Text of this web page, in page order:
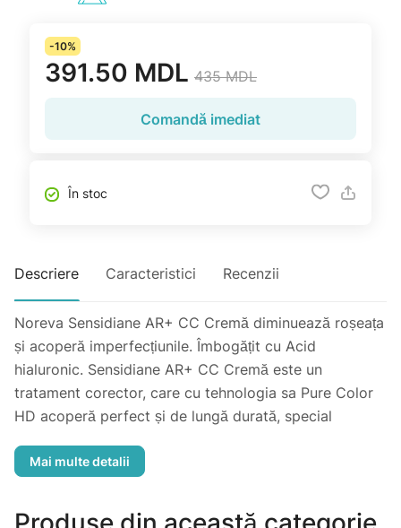
-10%
391.50 MDL 435 MDL
Comandă imediat
În stoc
Descriere Caracteristici Recenzii
Noreva Sensidiane AR+ CC Cremă diminuează roșeața
și acoperă imperfecțiunile. Îmbogățit cu Acid
hialuronic. Sensidiane AR+ CC Cremă este un
tratament corector, care cu tehnologia sa Pure Color
HD acoperă perfect și de lungă durată, special
Printr-un singur pas, aceasta stabilizează roșeața și
uniformă datorită pigmenților naturali din formulă.